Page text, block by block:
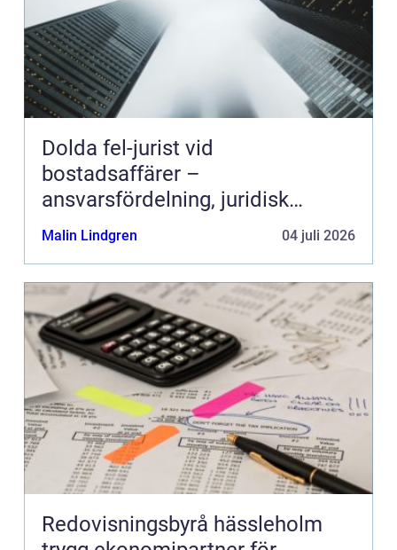
Dolda fel-jurist vid
bostadsaffärer –
ansvarsfördelning, juridisk
prövning och hantering av
fastighetstvister
Malin Lindgren 04 juli 2026
Redovisningsbyrå hässleholm